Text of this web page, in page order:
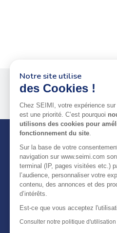
Plus de 50
des pros
À PROPOS DE
Depuis plus de 50 ans,
chantiers de
spécialisés, armateurs
Notre site utilise
des Cookies !
Chez SEIMI, votre expérience
est une priorité. C’est pourquoi
utilisons des cookies pour
fonctionnement du site.
Sur la base de votre
navigation sur www.seimi.com
terminal (IP, pages visitées etc.)
l’audience, personnaliser votre
contenu, des annonces et des
d’intérêts.
Est-ce que vous acceptez
Consulter notre politique